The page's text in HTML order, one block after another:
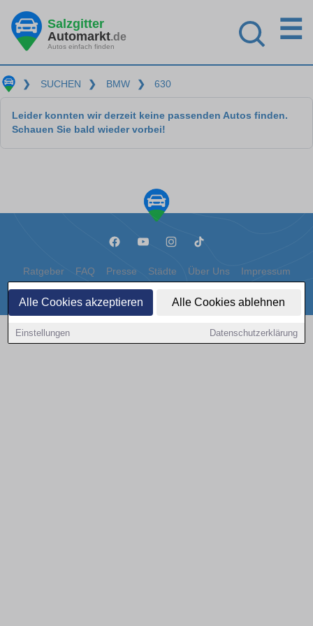
Alle Cookies akzeptieren Alle Cookies ablehnen
Einstellungen Datenschutzerklärung
Salzgitter
Automarkt.de
Autos einfach finden
☰
❯ SUCHEN ❯ BMW ❯ 630
Leider konnten wir derzeit keine passenden Autos finden.
Schauen Sie bald wieder vorbei!
Ratgeber FAQ Presse Städte Über Uns Impressum
Datenschutz Cookies
Copyright © 2000 - 2026 | 1A Infosysteme GmbH | Content by: 1a-sites-autos